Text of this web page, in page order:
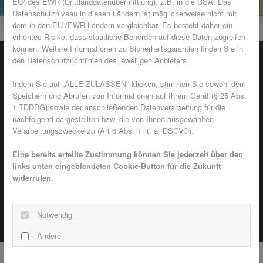
Durchgehende Griffleisten
Unauffällige Lösung für große Öffnungen
Innovative Insektenschutz Gewebe!
Datenschutzniveau in diesen Ländern ist möglicherweise nicht mit
dem in den EU-/EWR-Ländern vergleichbar. Es besteht daher ein
erhöhtes Risiko, dass staatliche Behörden auf diese Daten zugreifen
können. Weitere Informationen zu Sicherheitsgarantien finden Sie in
den Datenschutzrichtlinien des jeweiligen Anbieters.
Indem Sie auf „ALLE ZULASSEN" klicken, stimmen Sie sowohl dem
Speichern und Abrufen von Informationen auf Ihrem Gerät (§ 25 Abs.
1 TDDDG) sowie der anschließenden Datenverarbeitung für die
nachfolgend dargestellten bzw. die von Ihnen ausgewählten
Verarbeitungszwecke zu (Art 6 Abs. 1 lit. a. DSGVO).
Eine bereits erteilte Zustimmung können Sie jederzeit über den
links unten eingeblendeten Cookie-Button für die Zukunft
widerrufen.
Notwendig
Andere